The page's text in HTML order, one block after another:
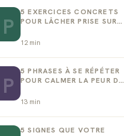
P
5 EXERCICES CONCRETS
POUR LÂCHER PRISE SUR
12min
P
5 PHRASES À SE RÉPÉTER
POUR CALMER LA PEUR DE
13 min
5 SIGNES QUE VOTRE